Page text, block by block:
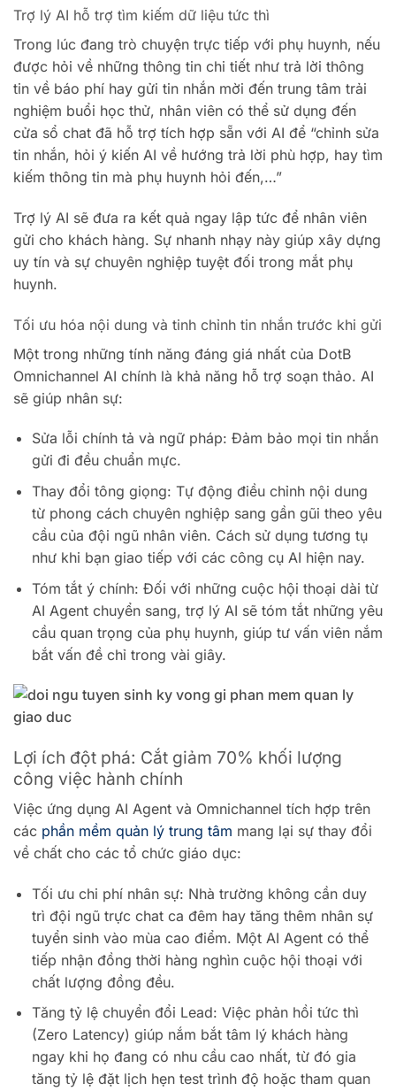
Trợ lý AI hỗ trợ tìm kiếm dữ liệu tức thì
Trong lúc đang trò chuyện trực tiếp với phụ huynh, nếu
được hỏi về những thông tin chi tiết như trả lời thông
tin về báo phí hay gửi tin nhắn mời đến trung tâm trải
nghiệm buổi học thử, nhân viên có thể sử dụng đến
cửa sổ chat đã hỗ trợ tích hợp sẵn với AI để “chỉnh sửa
tin nhắn, hỏi ý kiến AI về hướng trả lời phù hợp, hay tìm
kiếm thông tin mà phụ huynh hỏi đến,…”
Trợ lý AI sẽ đưa ra kết quả ngay lập tức để nhân viên
gửi cho khách hàng. Sự nhanh nhạy này giúp xây dựng
uy tín và sự chuyên nghiệp tuyệt đối trong mắt phụ
huynh.
Tối ưu hóa nội dung và tinh chỉnh tin nhắn trước khi gửi
Một trong những tính năng đáng giá nhất của DotB
Omnichannel AI chính là khả năng hỗ trợ soạn thảo. AI
sẽ giúp nhân sự:
Sửa lỗi chính tả và ngữ pháp: Đảm bảo mọi tin nhắn
gửi đi đều chuẩn mực.
Thay đổi tông giọng: Tự động điều chỉnh nội dung
từ phong cách chuyên nghiệp sang gần gũi theo yêu
cầu của đội ngũ nhân viên. Cách sử dụng tương tụ
như khi bạn giao tiếp với các công cụ AI hiện nay.
Tóm tắt ý chính: Đối với những cuộc hội thoại dài từ
AI Agent chuyển sang, trợ lý AI sẽ tóm tắt những yêu
cầu quan trọng của phụ huynh, giúp tư vấn viên nắm
bắt vấn đề chỉ trong vài giây.
Lợi ích đột phá: Cắt giảm 70% khối lượng
công việc hành chính
Việc ứng dụng AI Agent và Omnichannel tích hợp trên
các phần mềm quản lý trung tâm mang lại sự thay đổi
về chất cho các tổ chức giáo dục:
Tối ưu chi phí nhân sự: Nhà trường không cần duy
trì đội ngũ trực chat ca đêm hay tăng thêm nhân sự
tuyển sinh vào mùa cao điểm. Một AI Agent có thể
tiếp nhận đồng thời hàng nghìn cuộc hội thoại với
chất lượng đồng đều.
Tăng tỷ lệ chuyển đổi Lead: Việc phản hồi tức thì
(Zero Latency) giúp nắm bắt tâm lý khách hàng
ngay khi họ đang có nhu cầu cao nhất, từ đó gia
tăng tỷ lệ đặt lịch hẹn test trình độ hoặc tham quan